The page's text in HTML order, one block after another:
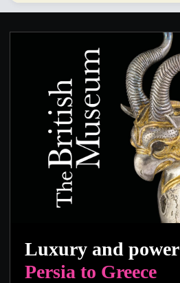
Luxury and power
Persia to Greece